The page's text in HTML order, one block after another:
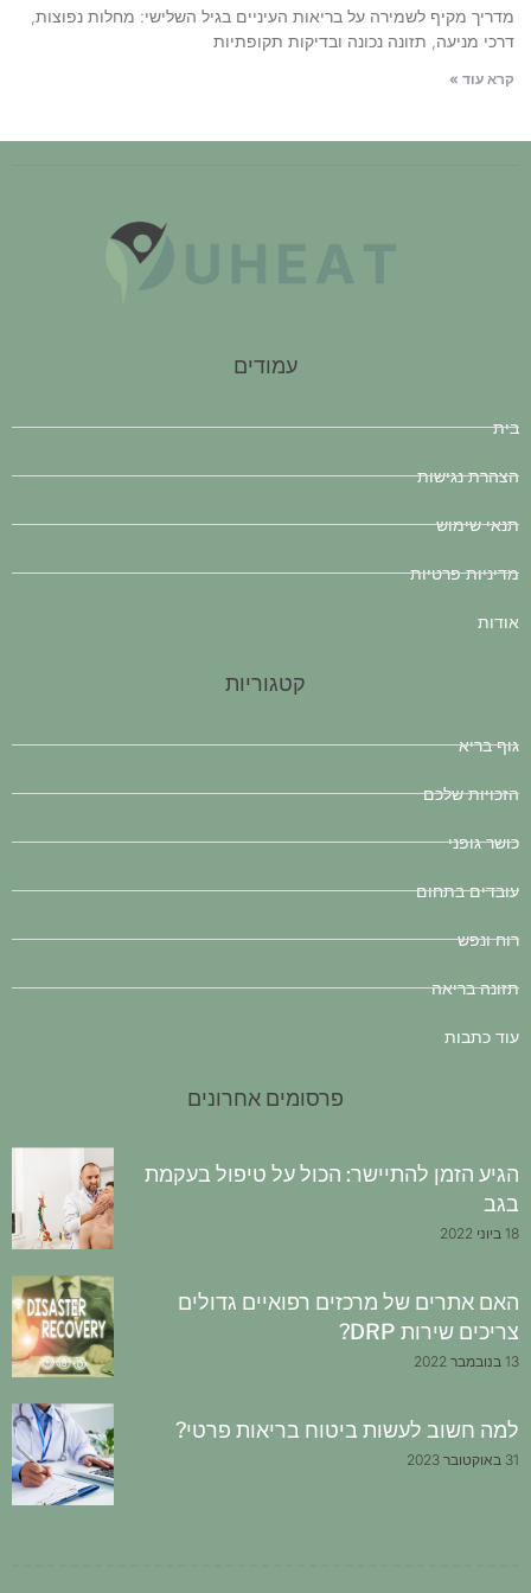
מדריך מקיף לשמירה על בריאות העיניים בגיל השלישי: מחלות נפוצות,
דרכי מניעה, תזונה נכונה ובדיקות תקופתיות
קרא עוד »
עמודים
בית
הצהרת נגישות
תנאי שימוש
מדיניות פרטיות
אודות
קטגוריות
גוף בריא
הזכויות שלכם
כושר גופני
עובדים בתחום
רוח ונפש
תזונה בריאה
עוד כתבות
פרסומים אחרונים
הגיע הזמן להתיישר: הכול על טיפול בעקמת
בגב
18 ביוני 2022
האם אתרים של מרכזים רפואיים גדולים
צריכים שירות DRP?
13 בנובמבר 2022
למה חשוב לעשות ביטוח בריאות פרטי?
31 באוקטובר 2023